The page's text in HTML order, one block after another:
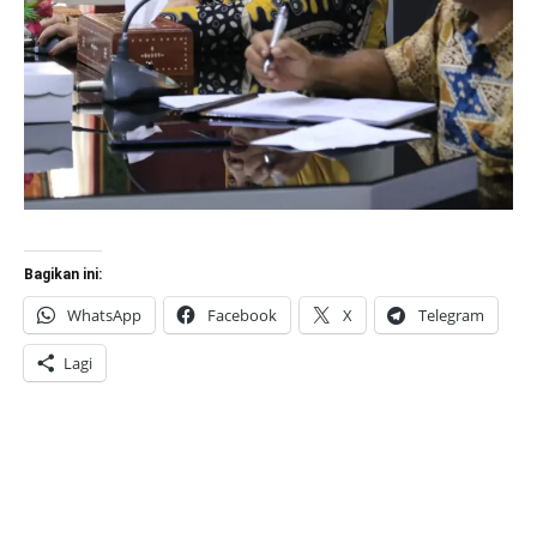
Bagikan ini:
WhatsApp Facebook X Telegram
Lagi